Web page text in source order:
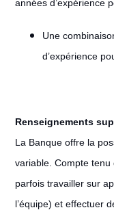
années d’expérience
Une
d’expérience
Renseignements
La Banque offre la
variable. Compte tenu
parfois travailler sur
l’équipe) et effectuer